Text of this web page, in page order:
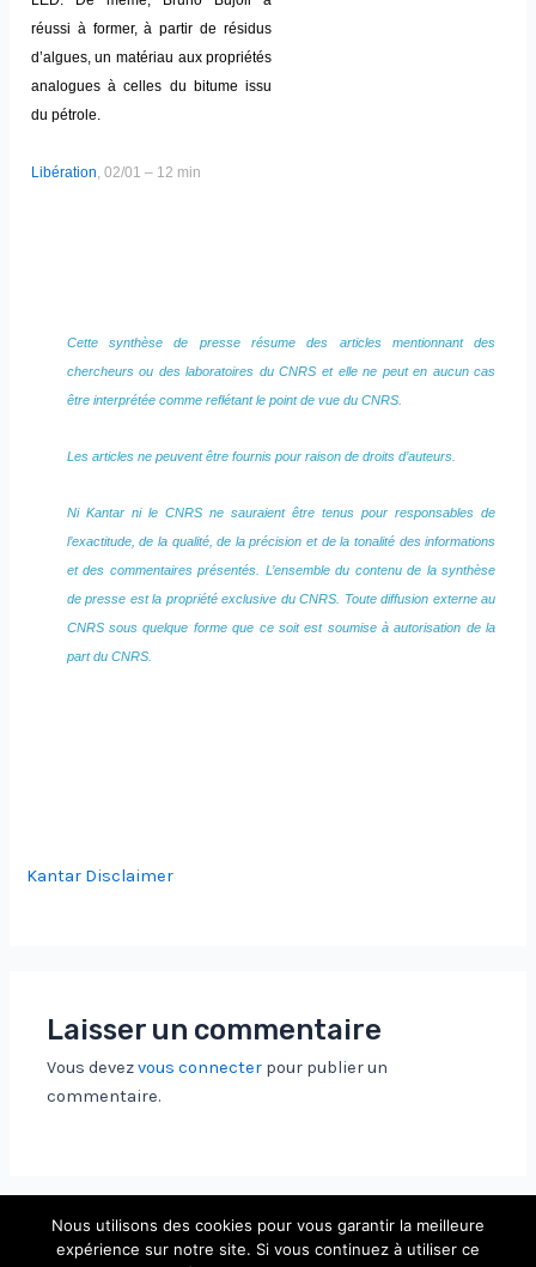
réussi à former, à partir de résidus
d’algues, un matériau aux propriétés
analogues à celles du bitume issu
du pétrole.
Libération , 02/01 – 12 min
Cette synthèse de presse résume des articles mentionnant des
chercheurs ou des laboratoires du CNRS et elle ne peut en aucun cas
être interprétée comme reflétant le point de vue du CNRS.
Les articles ne peuvent être fournis pour raison de droits d’auteurs.
Ni Kantar ni le CNRS ne sauraient être tenus pour responsables de
l’exactitude, de la qualité, de la précision et de la tonalité des informations
et des commentaires présentés. L’ensemble du contenu de la synthèse
de presse est la propriété exclusive du CNRS. Toute diffusion externe au
CNRS sous quelque forme que ce soit est soumise à autorisation de la
part du CNRS.
Kantar Disclaimer
Laisser un commentaire
Vous devezvous connecter pour publier un
commentaire.
Nous utilisons des cookies pour vous garantir la meilleure
expérience sur notre site. Si vous continuez à utiliser ce